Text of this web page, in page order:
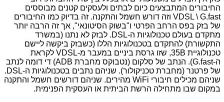
החיבורים המתבצעים כיום לבתים ולעסקים קטנים מבוססים
G.fast
\
VDSL וזה דורש חשמל והתקנה. זה בדיוק כמו החיבורים
של בזק בפס הרחב הפרטי ו"בשוק הסיטונאי", אך זה הרבה יותר
מתקדם בעולם טכנולוגיות ה-DSL. לבזק לא נתנו (במשרד
התקשורת) להתקדם בטכנולוגיות הללו (כשבזק ביקשה ליישם
טכנולוגיית 35B, שזו גרסת ביניים במעבר מ-VDSL לקראת
ה-G.fast). הנתב של סלקום (נטבוקס מחברת ADB) די דומה לנתב
של פרטנר (מחברת טכניקולור). שניהם נתבים בטכנולוגיות ה-DSL
.
שניהם מכילים חיבורי WiFi מהירים. שניהם דורשים חשמל והתקנה
במקום שבו מתחילה הרשת הביתית או העסקית הפנימית.